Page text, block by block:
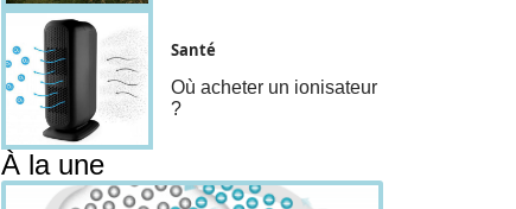
Santé
Où acheter un ionisateur
?
À la une